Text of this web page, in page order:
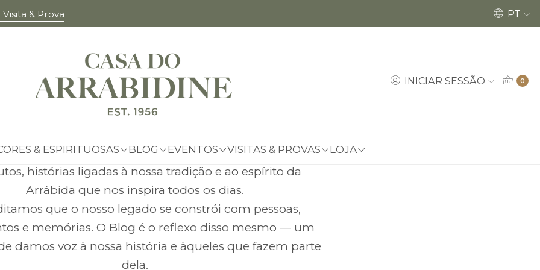
INICIAR SESSÃO 0
& ESPIRITUOSAS BLOG EVENTOS VISITAS & PROVAS LOJA
& Prova Encomendas até dia 18/12 poderão ser
PT
BLOG
O nosso mundo em palavras e imagens
é dedicado a partilhar o que acontece dentro e fora da
reais de quem nos visita e saboreia os nossos
histórias ligadas à nossa tradição e ao espírito da
Arrábida que nos inspira todos os dias.
que o nosso legado se constrói com pessoas,
e memórias. O Blog é o reflexo disso mesmo — um
damos voz à nossa história e àqueles que fazem parte
dela.